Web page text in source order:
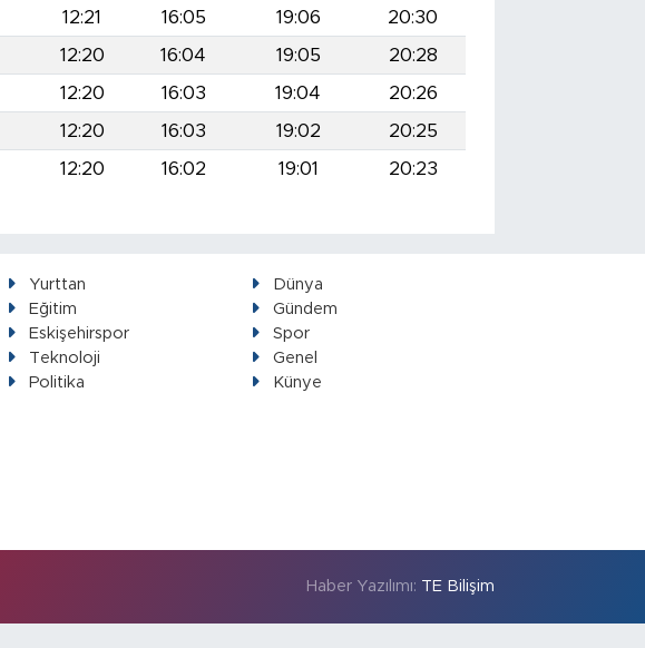
12:21 16:05 19:06
20:30
12:20 16:04 19:05
20:28
12:20 16:03 19:04
20:26
12:20 16:03 19:02
20:25
12:20 16:02 19:01 20:23
Yurttan
Dünya
Eğitim
Gündem
Eskişehirspor
Spor
Teknoloji
Genel
Politika
Künye
Haber Yazılımı: TE Bilişim